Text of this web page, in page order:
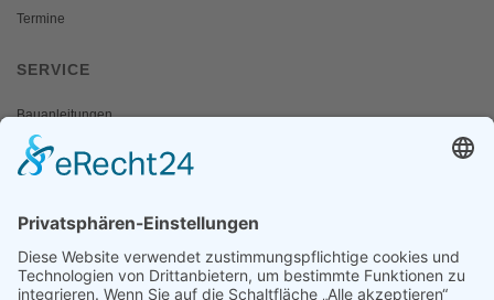
Termine
SERVICE
Bauanleitungen
Schulangebote
Shop
MEDIEN & PRESSE
Informationsfalter